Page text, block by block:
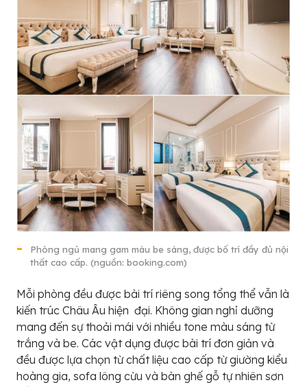
Phòng ngủ mang gam màu be sáng, được bố trí đầy đủ nội
thất cao cấp. (nguồn: booking.com)
Mỗi phòng đều được bài trí riêng song tổng thể vẫn là
kiến trúc Châu Âu hiện đại. Không gian nghỉ dưỡng
mang đến sự thoải mái với nhiều tone màu sáng từ
trắng và be. Các vật dụng được bài trí đơn giản và
đều được lựa chọn từ chất liệu cao cấp từ giường kiểu
hoàng gia, sofa lông cừu và bàn ghế gỗ tự nhiên sơn